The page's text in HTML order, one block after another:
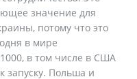
значение для
потому что это
в мире
в том числе в США
запуску. Польша и